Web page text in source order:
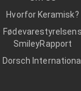
Hvorfor Keramisk?
Fødevarestyrelsens
SmileyRapport
Dorsch International